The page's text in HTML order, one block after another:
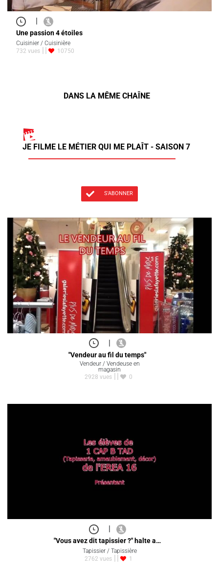
|
Une passion 4 étoiles
Cuisinier / Cuisinière
732 vues
10750
DANS LA MÊME CHAÎNE
JE FILME LE MÉTIER QUI ME PLAÎT - SAISON 7
S'ABONNER
|
"Vendeur au fil du temps"
Vendeur / Vendeuse en
magasin
2928 vues
0
|
"Vous avez dit tapissier ?" halte a…
Tapissier / Tapissière
2762 vues
1